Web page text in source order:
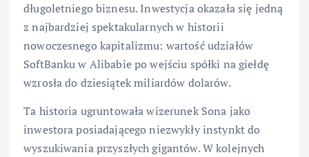
długoletniego biznesu. Inwestycja okazała się jedną
z najbardziej spektakularnych w historii
nowoczesnego kapitalizmu: wartość udziałów
SoftBanku w Alibabie po wejściu spółki na giełdę
wzrosła do dziesiątek miliardów dolarów.
Ta historia ugruntowała wizerunek Sona jako
inwestora posiadającego niezwykły instynkt do
wyszukiwania przyszłych gigantów. W kolejnych